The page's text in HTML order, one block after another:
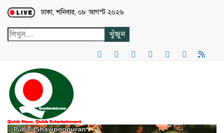
Loading...
ঢাকা, শনিবার, ০৮ আগস্ট ২০২৬